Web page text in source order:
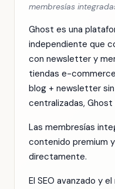
membresías
Ghost es una
independiente que
con newsletter y
tiendas e-
blog + newsletter
centralizadas,
Las membresías
contenido premium
directamente.
El SEO avanzado y